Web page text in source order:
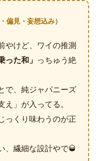
見・妄想込み）
やけど、ワイの推測
った和」 っちゅう絶
で、純ジャパニーズ
え」が入ってる。
っくり味わうのが正
、繊細な設計やで🥃